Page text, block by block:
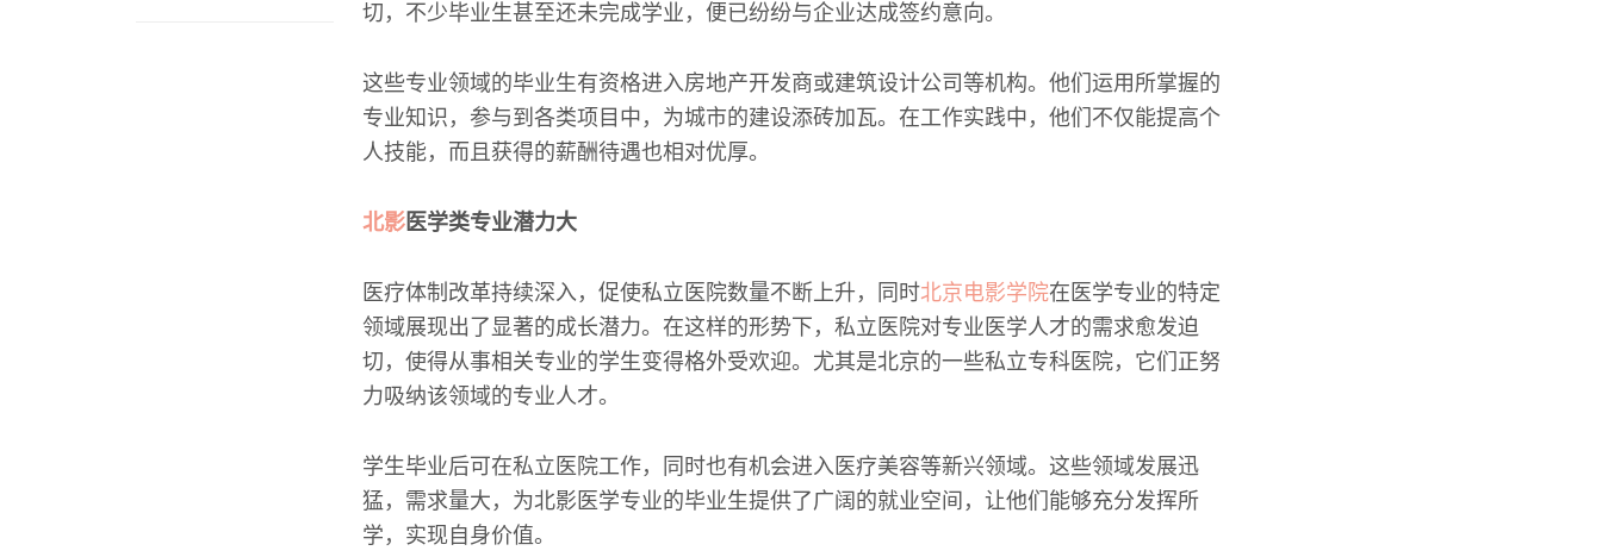
切，不少毕业生甚至还未完成学业，便已纷纷与企业达成签约意向。
这些专业领域的毕业生有资格进入房地产开发商或建筑设计公司等机构。他们运用所掌握的
专业知识，参与到各类项目中，为城市的建设添砖加瓦。在工作实践中，他们不仅能提高个
人技能，而且获得的薪酬待遇也相对优厚。
北影医学类专业潜力大
医疗体制改革持续深入，促使私立医院数量不断上升，同时北京电影学院在医学专业的特定
领域展现出了显著的成长潜力。在这样的形势下，私立医院对专业医学人才的需求愈发迫
切，使得从事相关专业的学生变得格外受欢迎。尤其是北京的一些私立专科医院，它们正努
力吸纳该领域的专业人才。
学生毕业后可在私立医院工作，同时也有机会进入医疗美容等新兴领域。这些领域发展迅
猛，需求量大，为北影医学专业的毕业生提供了广阔的就业空间，让他们能够充分发挥所
学，实现自身价值。